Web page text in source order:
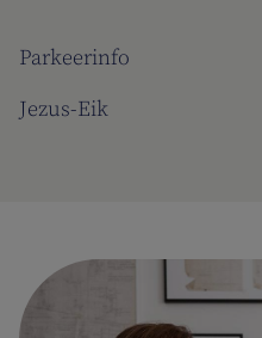
Parkeerinfo
Jezus-Eik